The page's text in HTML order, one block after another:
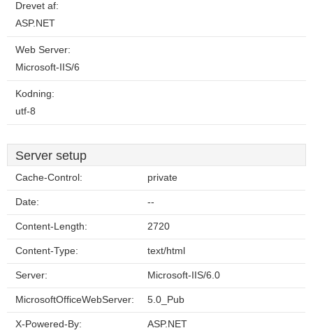
Drevet af:
ASP.NET
Web Server:
Microsoft-IIS/6
Kodning:
utf-8
Server setup
Cache-Control: private
Date: --
Content-Length: 2720
Content-Type: text/html
Server: Microsoft-IIS/6.0
MicrosoftOfficeWebServer: 5.0_Pub
X-Powered-By: ASP.NET